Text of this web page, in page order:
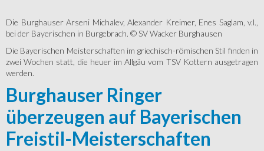
Die Burghauser Arseni Michalev, Alexander Kreimer, Enes Saglam, v.l.,
bei der Bayerischen in Burgebrach. © SV Wacker Burghausen
Die Bayerischen Meisterschaften im griechisch-römischen Stil finden in
zwei Wochen statt, die heuer im Allgäu vom TSV Kottern ausgetragen
werden.
Burghauser Ringer
überzeugen auf Bayerischen
Freistil-Meisterschaften